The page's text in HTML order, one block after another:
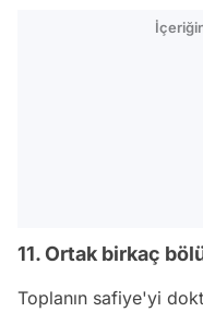
11. Ortak birkaç
Toplanın safiye'yi